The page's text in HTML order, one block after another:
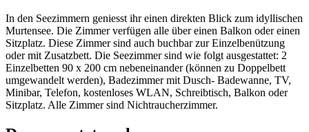
In den Seezimmern geniesst ihr einen direkten Blick zum idyllischen
Murtensee. Die Zimmer verfügen alle über einen Balkon oder einen
Sitzplatz. Diese Zimmer sind auch buchbar zur Einzelbenützung
oder mit Zusatzbett. Die Seezimmer sind wie folgt ausgestattet: 2
Einzelbetten 90 x 200 cm nebeneinander (können zu Doppelbett
umgewandelt werden), Badezimmer mit Dusch- Badewanne, TV,
Minibar, Telefon, kostenloses WLAN, Schreibtisch, Balkon oder
Sitzplatz. Alle Zimmer sind Nichtraucherzimmer.